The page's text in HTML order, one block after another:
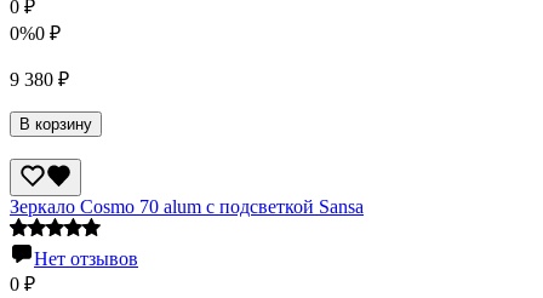
0 ₽
0%0 ₽
9 380 ₽
В корзину
Зеркало Cosmo 70 alum с подсветкой Sansa
Нет отзывов
0 ₽